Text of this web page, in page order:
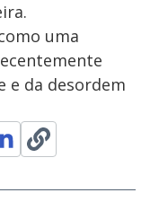
uma
e da desordem